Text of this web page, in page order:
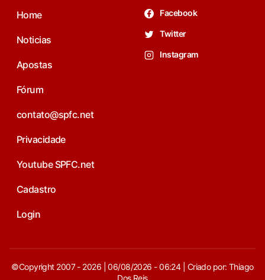
Home
Noticias
Apostas
Fórum
contato@spfc.net
Privacidade
Youtube SPFC.net
Cadastro
Login
Facebook
Twitter
Instagram
©Copyright 2007 - 2026 | 06/08/2026 - 06:24 | Criado por: Thiago
Dos Reis